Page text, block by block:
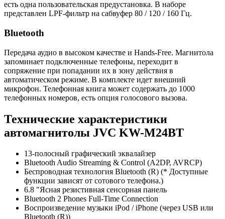
есть одна пользовательская предустановка. В наборе
представлен LPF-фильтр на сабвуфер 80 / 120 / 160 Гц.
Bluetooth
Передача аудио в высоком качестве и Hands-Free. Магнитола
запоминает подключенные телефоны, переходит в
сопряжение при попадании их в зону действия в
автоматическом режиме. В комплекте идет внешний
микрофон. Телефонная книга может содержать до 1000
телефонных номеров, есть опция голосового вызова.
Технические характеристики
автомагнитолы JVC KW-M24BT
13-полосный графический эквалайзер
Bluetooth Audio Streaming & Control (A2DP, AVRCP)
Беспроводная технология Bluetooth (R) (* Доступные
функции зависят от сотового телефона.)
6.8 "Ясная резистивная сенсорная панель
Bluetooth 2 Phones Full-Time Connection
Воспроизведение музыки iPod / iPhone (через USB или
Bluetooth (R))